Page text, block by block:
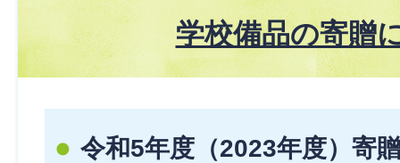
学校備品の寄贈
令和5年度（2023年度）寄